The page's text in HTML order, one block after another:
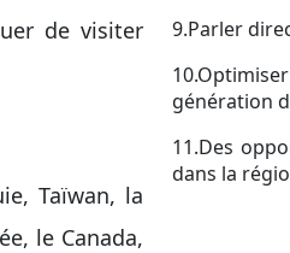
de visiter
Taïwan, la
le Canada,
9.Parler
génération
11.Des
dans la